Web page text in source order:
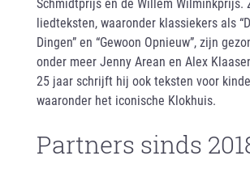
liedteksten, waaronder klassiekers als
Dingen” en “Gewoon Opnieuw”, zijn
onder meer Jenny Arean en Alex
25 jaar schrijft hij ook teksten voor
waaronder het iconische Klokhuis.
Partners sinds